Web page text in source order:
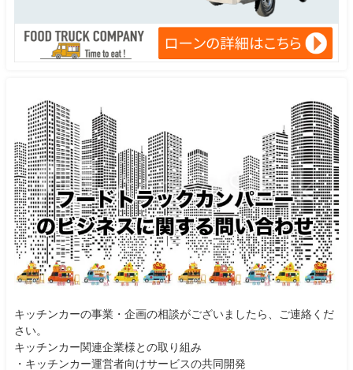
キッチンカーの事業・企画の相談がございましたら、ご連絡くだ
さい。
キッチンカー関連企業様との取り組み
・キッチンカー運営者向けサービスの共同開発